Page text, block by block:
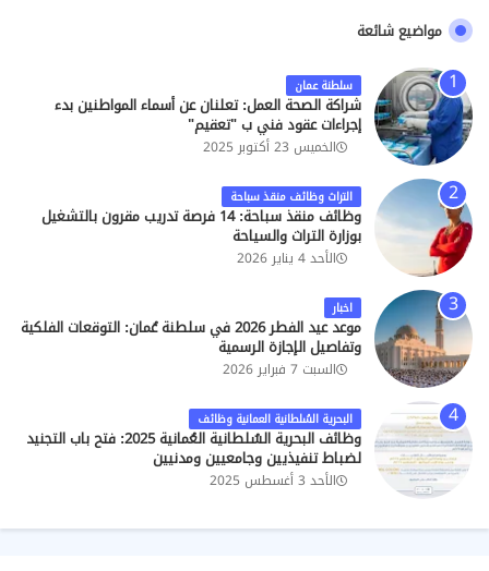
مواضيع شائعة
سلطنة عمان
شراكة الصحة العمل: تعلنان عن أسماء المواطنين بدء
إجراءات عقود فني ب "تعقيم"
الخميس 23 أكتوبر 2025
التراث وظائف منقذ سباحة
وظائف منقذ سباحة: 14 فرصة تدريب مقرون بالتشغيل
بوزارة التراث والسياحة
الأحد 4 يناير 2026
اخبار
موعد عيد الفطر 2026 في سلطنة عُمان: التوقعات الفلكية
وتفاصيل الإجازة الرسمية
السبت 7 فبراير 2026
البحرية السُلطانية العمانية وظائف
وظائف البحرية السُلطانية العُمانية 2025: فتح باب التجنيد
لضباط تنفيذيين وجامعيين ومدنيين
الأحد 3 أغسطس 2025